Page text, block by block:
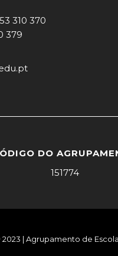
310 370
379
DO
151774
| Agrupamento de